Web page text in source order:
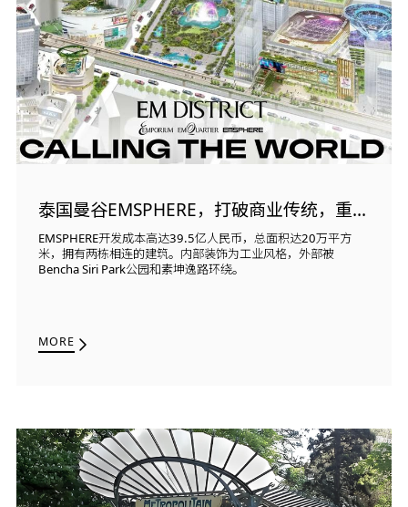
泰国曼谷EMSPHERE，打破商业传统，重塑商业未景
EMSPHERE开发成本高达39.5亿人民币，总面积达20万平方
米，拥有两栋相连的建筑。内部装饰为工业风格，外部被
Bencha Siri Park公园和素坤逸路环绕。
MORE